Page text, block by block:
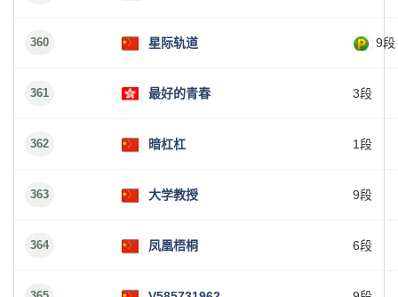
360 星际轨道 9段
361 最好的青春 3段
362 暗杠杠 1段
363 大学教授 9段
364 凤凰梧桐 6段